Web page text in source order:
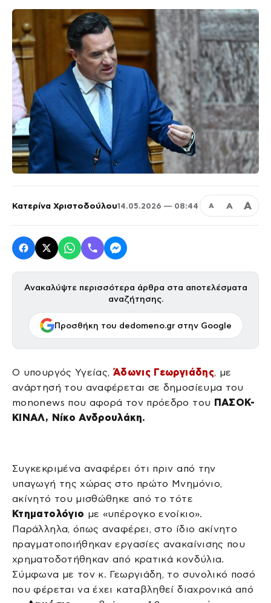
Κατερίνα Χριστοδούλου14.05.2026 — 08:44 Α Α Α
Ανακαλύψτε περισσότερα άρθρα στα αποτελέσματα
αναζήτησης.
Προσθήκη του dedomeno.gr στην Google
Ο υπουργός Υγείας, Άδωνις Γεωργιάδης, με
ανάρτησή του αναφέρεται σε δημοσίευμα του
mononews που αφορά τον πρόεδρο του ΠΑΣΟΚ-
ΚΙΝΑΛ, Νίκο Ανδρουλάκη.
Συγκεκριμένα αναφέρει ότι πριν από την
υπαγωγή της χώρας στο πρώτο Μνημόνιο,
ακίνητό του μισθώθηκε από το τότε
Κτηματολόγιο με «υπέρογκο ενοίκιο».
Παράλληλα, όπως αναφέρει, στο ίδιο ακίνητο
πραγματοποιήθηκαν εργασίες ανακαίνισης που
χρηματοδοτήθηκαν από κρατικά κονδύλια.
Σύμφωνα με τον κ. Γεωργιάδη, το συνολικό ποσό
που φέρεται να έχει καταβληθεί διαχρονικά από